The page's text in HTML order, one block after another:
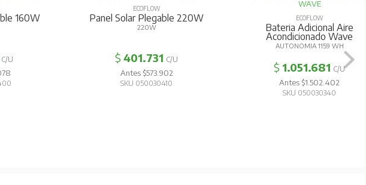
160W
C/U
ECOFLOW
Panel Solar Plegable 220W
220W
$401.731 C/U
Antes $573.902
SKU 050030410
ECOFLOW
Bateria Adicional Aire
Acondicionado Wave
AUTONOMIA 1159 WH
$ 1.051.681 C/U
Antes $1.502.402
SKU 050030340